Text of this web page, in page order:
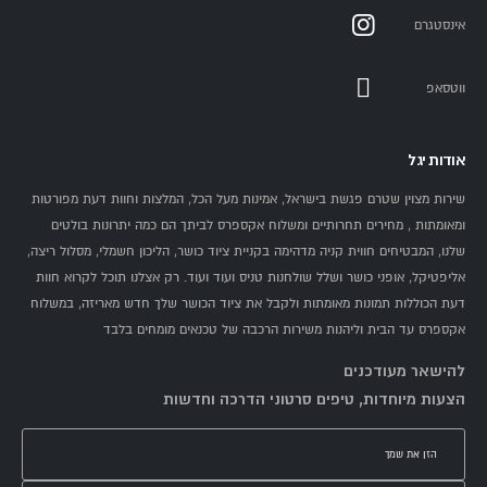
אינסטגרם
ווטסאפ
אודות יגל
שירות מצוין שטרם פגשת בישראל, אמינות מעל הכל, המלצות וחוות דעת מפורטות
ומאומתות , מחירים תחרותיים ומשלוח אקספרס לביתך הם כמה יתרונות בולטים
שלנו, המבטיחים חווית קניה מדהימה בקניית ציוד כושר, הליכון חשמלי, מסלול ריצה,
אליפטיקל, אופני כושר ושלל שולחנות טניס ועוד ועוד. רק אצלנו תוכל לקרוא חוות
דעת הכוללות תמונות מאומתות ולקבל את ציוד הכושר שלך חדש מאריזה, במשלוח
אקספרס עד הבית וליהנות משירות הרכבה של טכנאים מומחים בלבד
להישאר מעודכנים
הצעות מיוחדות, טיפים סרטוני הדרכה וחדשות